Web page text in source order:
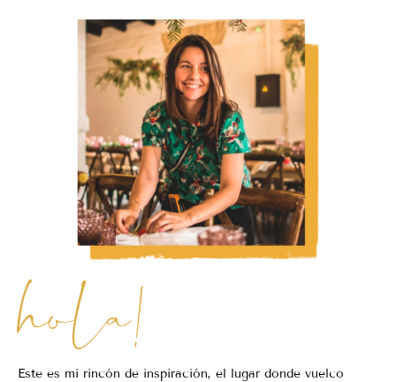
hola!
Este es mi rincón de inspiración, el lugar donde vuelco